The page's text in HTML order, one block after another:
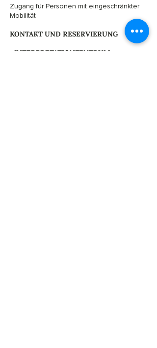
​Zugang für Personen mit eingeschränkter
Mobilität
KONTAKT UND RESERVIERUNG
INTERPRETATIONZENTRUM